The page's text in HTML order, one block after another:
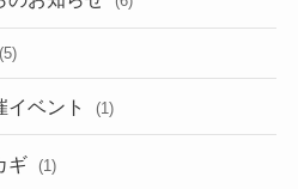
(5)
イベント (1)
ギ (1)